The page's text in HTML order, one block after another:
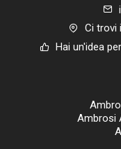
Ci trovi
Hai un'idea
Ambrosi